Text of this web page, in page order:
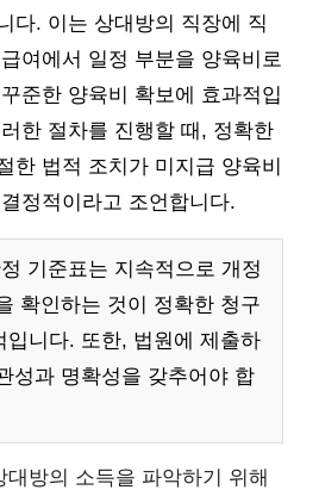
다. 이는 상대방의 직장에 직
여에서 일정 부분을 양육비로
준한 양육비 확보에 효과적입
한 절차를 진행할 때, 정확한
한 법적 조치가 미지급 양육비
정적이라고 조언합니다.
기준표는 지속적으로 개정
확인하는 것이 정확한 청구
입니다. 또한, 법원에 제출하
성과 명확성을 갖추어야 합
대방의 소득을 파악하기 위해